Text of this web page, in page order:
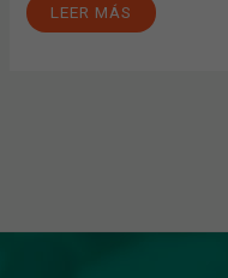
LEER MÁS